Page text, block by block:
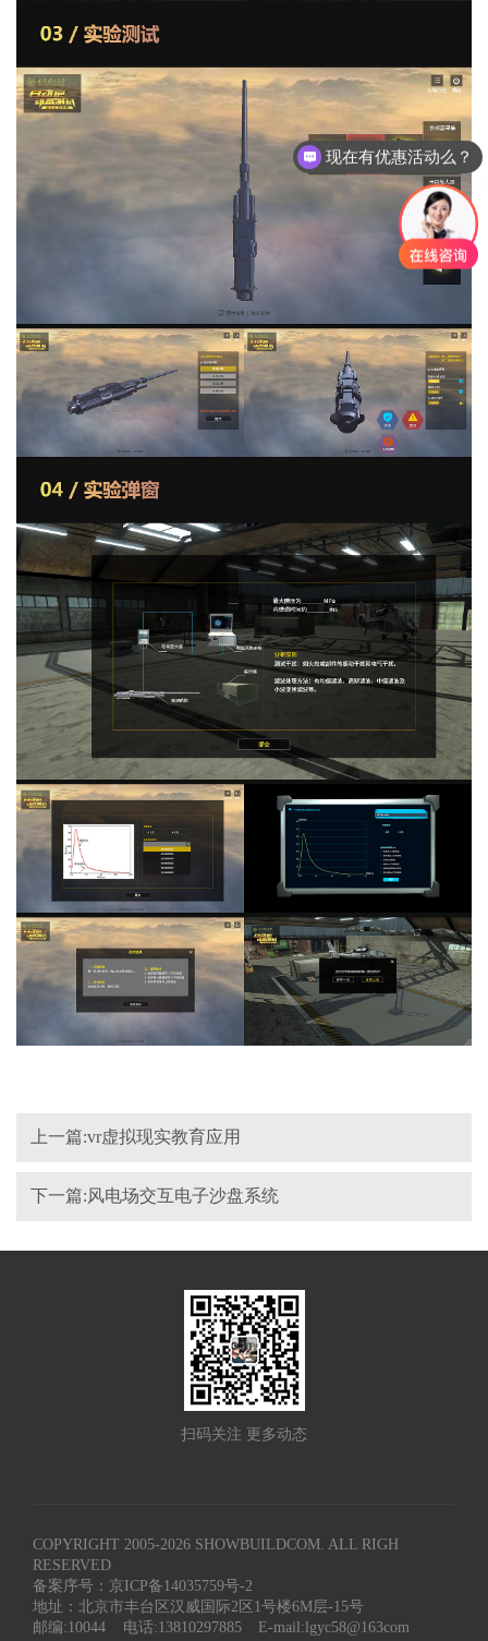
上一篇:vr虚拟现实教育应用
下一篇:风电场交互电子沙盘系统
扫码关注 更多动态
COPYRIGHT 2005-2026 SHOWBUILDCOM. ALL RIGH
RESERVED
备案序号：京ICP备14035759号-2
地址：北京市丰台区汉威国际2区1号楼6M层-15号
邮编:10044
电话:13810297885 E-mail:lgyc58@163com
可以介绍下你们的产品么？
现在有优惠活动么？